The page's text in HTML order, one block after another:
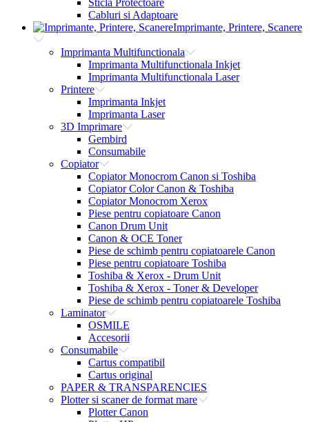
Sticla Protectoare
Cabluri si Adaptoare
Imprimante, Printere, Scanere
Imprimanta Multifunctionala
Imprimanta Multifunctionala Inkjet
Imprimanta Multifunctionala Laser
Printere
Imprimanta Inkjet
Imprimanta Laser
3D Imprimare
Gembird
Consumabile
Copiator
Copiator Monocrom Canon si Toshiba
Copiator Color Canon & Toshiba
Copiator Monocrom Xerox
Piese pentru copiatoare Canon
Canon Drum Unit
Canon & OCE Toner
Piese de schimb pentru copiatoarele Canon
Piese pentru copiatoare Toshiba
Toshiba & Xerox - Drum Unit
Toshiba & Xerox - Toner & Developer
Piese de schimb pentru copiatoarele Toshiba
Laminator
OSMILE
Accesorii
Consumabile
Cartus compatibil
Cartus original
PAPER & TRANSPARENCIES
Plotter si scaner de format mare
Plotter Canon